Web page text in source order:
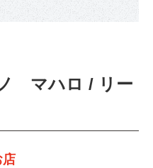
マハロ / リー
店